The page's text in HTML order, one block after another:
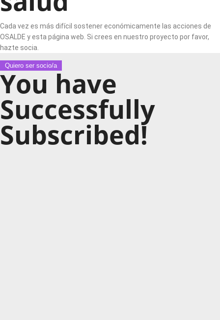
Cada vez es más difícil sostener económicamente las acciones de
OSALDE y esta página web. Si crees en nuestro proyecto por favor,
hazte socia.
Quiero ser socio/a
You have
Successfully
Subscribed!